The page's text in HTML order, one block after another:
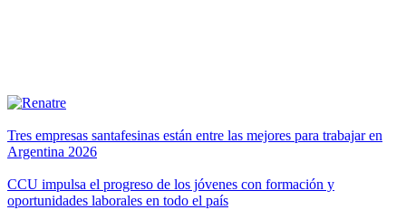
Tres empresas santafesinas están entre las mejores para trabajar en
Argentina 2026
CCU impulsa el progreso de los jóvenes con formación y
oportunidades laborales en todo el país